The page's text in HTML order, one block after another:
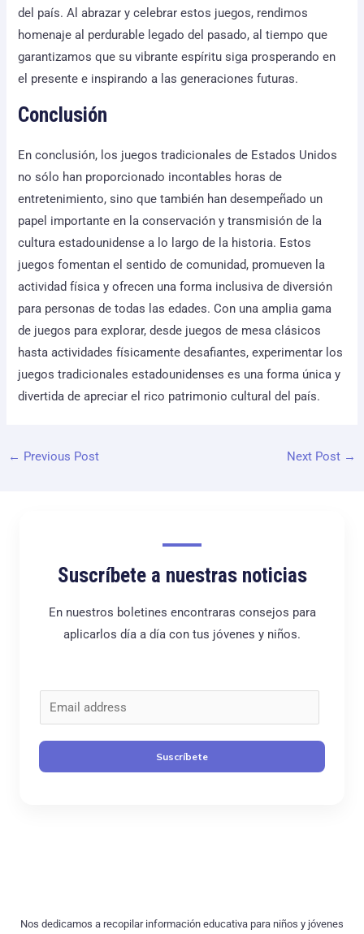
del país. Al abrazar y celebrar estos juegos, rendimos
homenaje al perdurable legado del pasado, al tiempo que
garantizamos que su vibrante espíritu siga prosperando en
el presente e inspirando a las generaciones futuras.
Conclusión
En conclusión, los juegos tradicionales de Estados Unidos
no sólo han proporcionado incontables horas de
entretenimiento, sino que también han desempeñado un
papel importante en la conservación y transmisión de la
cultura estadounidense a lo largo de la historia. Estos
juegos fomentan el sentido de comunidad, promueven la
actividad física y ofrecen una forma inclusiva de diversión
para personas de todas las edades. Con una amplia gama
de juegos para explorar, desde juegos de mesa clásicos
hasta actividades físicamente desafiantes, experimentar los
juegos tradicionales estadounidenses es una forma única y
divertida de apreciar el rico patrimonio cultural del país.
← Previous Post Next Post →
Suscríbete a nuestras noticias
En nuestros boletines encontraras consejos para
aplicarlos día a día con tus jóvenes y niños.
o
r
r
Suscríbete
Nos dedicamos a recopilar información educativa para niños y jóvenes